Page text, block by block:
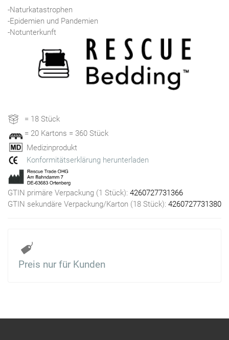
-Naturkatastrophen
-Epidemien und Pandemien
-Notunterkunft
= 18 Stück
= 20 Kartons = 360 Stück
Medizinprodukt
Konformitätserklärung herunterladen
GTIN primäre Verpackung (1 Stück): 4260727731366
GTIN sekundäre Verpackung/Karton (18 Stück): 4260727731380
Preis nur für Kunden